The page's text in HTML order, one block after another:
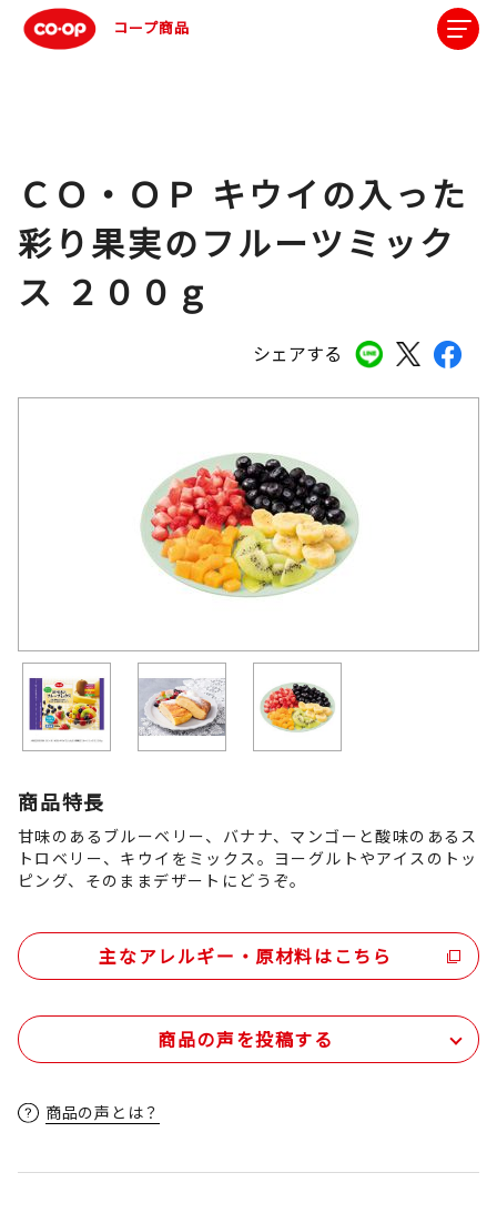
コープ商品
シェアする
ＣＯ・ＯＰ キウイの入った
彩り果実のフルーツミック
ス ２００ｇ
商品特長
甘味のあるブルーベリー、バナナ、マンゴーと酸味のあるス
トロベリー、キウイをミックス。ヨーグルトやアイスのトッ
ピング、そのままデザートにどうぞ。
主なアレルギー・原材料はこちら
商品の声を投稿する
商品の声とは？